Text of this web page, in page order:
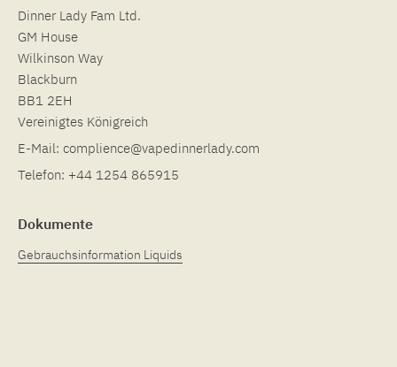
Dinner Lady Fam Ltd.
GM House
Wilkinson Way
Blackburn
BB1 2EH
Vereinigtes Königreich
E-Mail: complience@vapedinnerlady.com
Telefon: +44 1254 865915
Dokumente
Gebrauchsinformation Liquids